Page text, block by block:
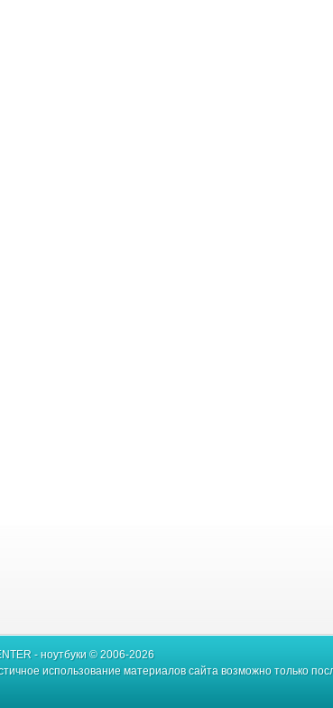
- ноутбуки © 2006-2026
использование материалов сайта возможно только